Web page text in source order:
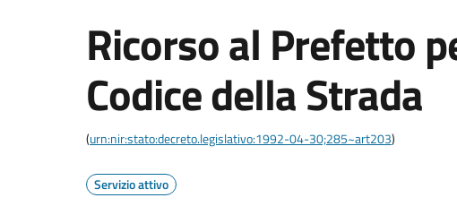
Ricorso al Prefetto
Codice della Strada
(urn:nir:stato:decreto.legislativo:1992-04-30;285~art203)
Servizio attivo